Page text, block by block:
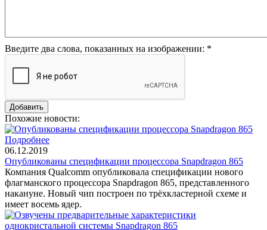
Введите два слова, показанных на изображении: *
Похожие новости:
Подробнее
06.12.2019
Опубликованы спецификации процессора Snapdragon 865
Компания Qualcomm опубликовала спецификации нового
флагманского процессора Snapdragon 865, представленного
накануне. Новый чип построен по трёхкластерной схеме и
имеет восемь ядер.